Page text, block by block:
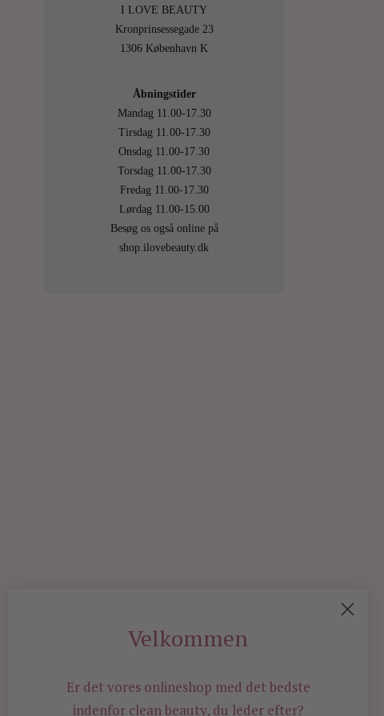
I LOVE BEAUTY
Kronprinsessegade 23
1306 København K
Åbningstider
Mandag 11.00-17.30
Tirsdag 11.00-17.30
Onsdag 11.00-17.30
Torsdag 11.00-17.30
Fredag 11.00-17.30
Lørdag 11.00-15.00
Besøg os også online på
shop.ilovebeauty.dk
Velkommen
Er det vores onlineshop med det bedste
indenfor clean beauty, du leder efter?